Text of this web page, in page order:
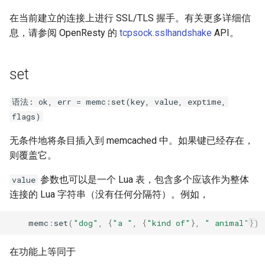
log-zmq
lua-upstream
lua
markdown
memc
naxsi
nchan
ndk
在当前建立的连接上进行 SSL/TLS 握手。有关更多详细信
息，请参阅 OpenResty 的 tcpsock.sslhandshake API。
set
语法: ok, err = memc:set(key, value, exptime,
flags)
无条件地将条目插入到 memcached 中。如果键已经存在，
则覆盖它。
value 参数也可以是一个 Lua 表，包含多个应该作为整体
连接的 Lua 字符串（没有任何分隔符）。例如，
memc : set( "dog" {"a " {"kind of" }, " animal" })
在功能上等同于